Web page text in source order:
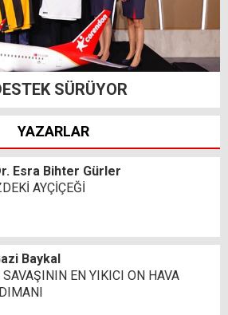
SÜRÜYOR
YAZARLAR
Esra Bihter Gürler
AYÇİÇEĞİ
Baykal
SAVAŞININ EN YIKICI ON HAVA